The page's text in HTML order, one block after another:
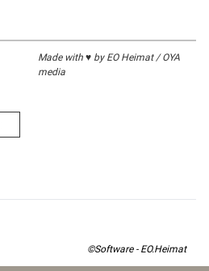
Made with ♥ by EO Heimat / OYA
media
©Software - EO.Heimat